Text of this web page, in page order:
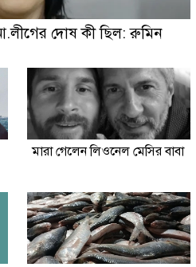
দোষ কী ছিল: রুমিন
মারা গেলেন লিওনেল মেসির বাবা